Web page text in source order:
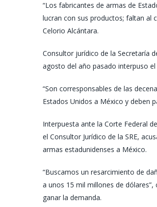
“Los fabricantes de armas de
lucran con sus productos; faltan al
Celorio Alcántara.
Consultor jurídico de la Secretaría
agosto del año pasado interpuso
“Son corresponsables de las
Estados Unidos a México y deben
Interpuesta ante la Corte Federal
el Consultor Jurídico de la SRE,
armas estadunidenses a México.
“Buscamos un resarcimiento de
a unos 15 mil millones de
ganar la demanda.